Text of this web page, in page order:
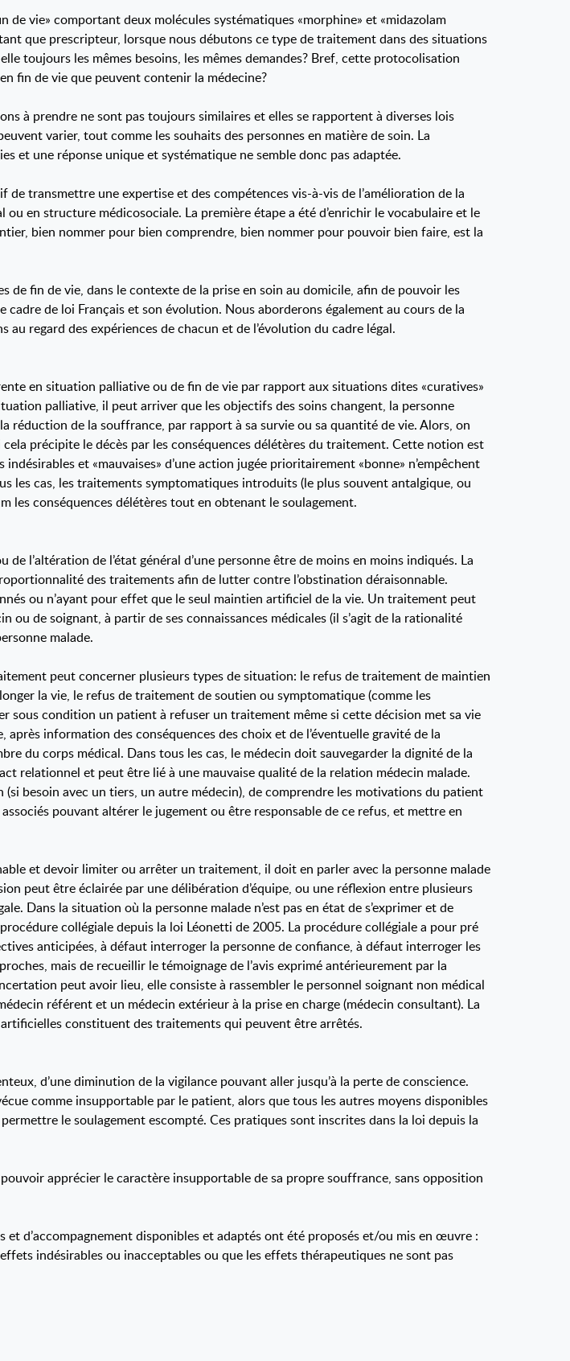
vie» comportant deux molécules systématiques «morphine» et «midazolam
que prescripteur, lorsque nous débutons ce type de traitement dans des situations
toujours les mêmes besoins, les mêmes demandes? Bref, cette protocolisation
fin de vie que peuvent contenir la médecine?
à prendre ne sont pas toujours similaires et elles se rapportent à diverses lois
varier, tout comme les souhaits des personnes en matière de soin. La
et une réponse unique et systématique ne semble donc pas adaptée.
transmettre une expertise et des compétences vis-à-vis de l’amélioration de la
en structure médicosociale. La première étape a été d’enrichir le vocabulaire et le
bien nommer pour bien comprendre, bien nommer pour pouvoir bien faire, est la
fin de vie, dans le contexte de la prise en soin au domicile, afin de pouvoir les
de loi Français et son évolution. Nous aborderons également au cours de la
regard des expériences de chacun et de l’évolution du cadre légal.
en situation palliative ou de fin de vie par rapport aux situations dites «curatives»
palliative, il peut arriver que les objectifs des soins changent, la personne
réduction de la souffrance, par rapport à sa survie ou sa quantité de vie. Alors, on
précipite le décès par les conséquences délétères du traitement. Cette notion est
et «mauvaises» d’une action jugée prioritairement «bonne» n’empêchent
les cas, les traitements symptomatiques introduits (le plus souvent antalgique, ou
les conséquences délétères tout en obtenant le soulagement.
l’altération de l’état général d’une personne être de moins en moins indiqués. La
des traitements afin de lutter contre l’obstination déraisonnable.
ou n’ayant pour effet que le seul maintien artificiel de la vie. Un traitement peut
de soignant, à partir de ses connaissances médicales (il s’agit de la rationalité
malade.
peut concerner plusieurs types de situation: le refus de traitement de maintien
la vie, le refus de traitement de soutien ou symptomatique (comme les
sous condition un patient à refuser un traitement même si cette décision met sa vie
information des conséquences des choix et de l’éventuelle gravité de la
du corps médical. Dans tous les cas, le médecin doit sauvegarder la dignité de la
relationnel et peut être lié à une mauvaise qualité de la relation médecin malade.
besoin avec un tiers, un autre médecin), de comprendre les motivations du patient
pouvant altérer le jugement ou être responsable de ce refus, et mettre en
et devoir limiter ou arrêter un traitement, il doit en parler avec la personne malade
peut être éclairée par une délibération d’équipe, ou une réflexion entre plusieurs
Dans la situation où la personne malade n’est pas en état de s’exprimer et de
collégiale depuis la loi Léonetti de 2005. La procédure collégiale a pour pré
anticipées, à défaut interroger la personne de confiance, à défaut interroger les
mais de recueillir le témoignage de l’avis exprimé antérieurement par la
peut avoir lieu, elle consiste à rassembler le personnel soignant non médical
référent et un médecin extérieur à la prise en charge (médecin consultant). La
constituent des traitements qui peuvent être arrêtés.
d’une diminution de la vigilance pouvant aller jusqu’à la perte de conscience.
comme insupportable par le patient, alors que tous les autres moyens disponibles
le soulagement escompté. Ces pratiques sont inscrites dans la loi depuis la
apprécier le caractère insupportable de sa propre souffrance, sans opposition
d’accompagnement disponibles et adaptés ont été proposés et/ou mis en œuvre :
indésirables ou inacceptables ou que les effets thérapeutiques ne sont pas